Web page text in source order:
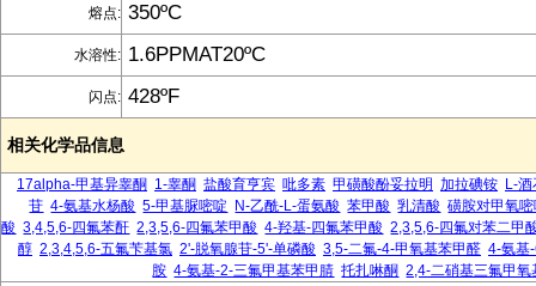
熔点: 350ºC
水溶性: 1.6PPMAT20ºC
闪点: 428ºF
相关化学品信息
17alpha-甲基异睾酮 1-睾酮 盐酸育亨宾 吡多素 甲磺酸酚妥拉明 加拉碘铵 L-
苷 4-氨基水杨酸 5-甲基脲嘧啶 N-乙酰-L-蛋氨酸 苯甲酸 乳清酸 磺胺对甲氧
酸 3,4,5,6-四氟苯酐 2,3,5,6-四氟苯甲酸 4-羟基-四氟苯甲酸 2,3,5,6-四氟对苯二甲
醇 2,3,4,5,6-五氟苄基氯 2'-脱氧腺苷-5'-单磷酸 3,5-二氟-4-甲氧基苯甲醛 4-氨基
胺 4-氨基-2-三氟甲基苯甲腈 托扎啉酮 2,4-二硝基三氟甲氧